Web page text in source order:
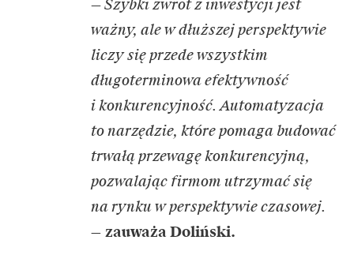
— Szybki zwrot z inwestycji jest
ważny, ale w dłuższej perspektywie
liczy się przede wszystkim
długoterminowa efektywność
i konkurencyjność. Automatyzacja
to narzędzie, które pomaga budować
trwałą przewagę konkurencyjną,
pozwalając firmom utrzymać się
na rynku w perspektywie czasowej.
— zauważa Doliński.